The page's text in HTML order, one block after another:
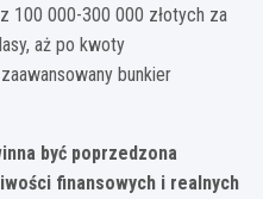
100 000-300 000 złotych za
aż po kwoty
bunkier
być poprzedzona
finansowych i realnych